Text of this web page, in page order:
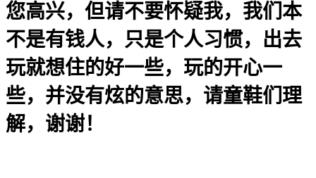
您高兴，但请不要怀疑我，我们本
不是有钱人，只是个人习惯，出去
玩就想住的好一些，玩的开心一
些，并没有炫的意思，请童鞋们理
解，谢谢！